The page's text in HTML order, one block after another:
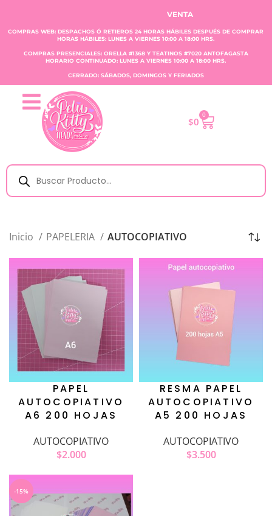
VENTA CLAUDIA TOBAR E.I.R.L.
COMPRAS WEB: DESPACHOS Ó RETIEROS 24 HORAS HÁBILES DESPUÉS DE COMPRAR
HORAS HÁBILES: LUNES A VIERNES 10:00 A 18:00 HRS.
COMPRAS PRESENCIALES: ORELLA #1368 Y TEATINOS #7020 ANTOFAGASTA
HORARIO CONTINUADO: LUNES A VIERNES 10:00 A 18:00 HRS.
CERRADO: SÁBADOS, DOMINGOS Y FERIADOS
$0
0
Inicio PAPELERIA AUTOCOPIATIVO
PAPEL
AUTOCOPIATIVO
A6 200 HOJAS
AUTOCOPIATIVO
$2.000
RESMA PAPEL
AUTOCOPIATIVO
A5 200 HOJAS
AUTOCOPIATIVO
$3.500
-15%